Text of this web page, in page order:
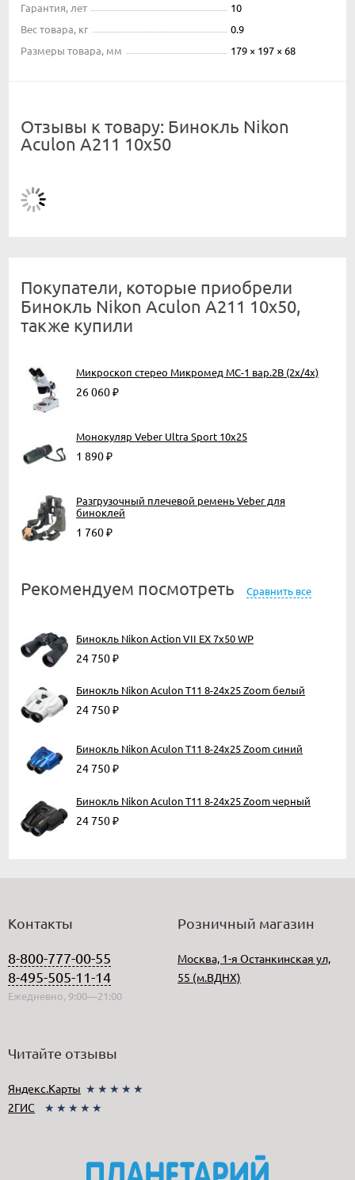
Гарантия, лет
10
Вес товара, кг
0.9
Размеры товара, мм
179 × 197 × 68
Отзывы к товару: Бинокль Nikon
Aculon A211 10x50
Покупатели, которые приобрели
Бинокль Nikon Aculon A211 10x50,
также купили
Микроскоп стерео Микромед МС-1 вар.2В (2х/4х)
26 060₽
Монокуляр Veber Ultra Sport 10x25
1 890₽
Разгрузочный плечевой ремень Veber для
биноклей
1 760₽
Рекомендуем посмотреть Сравнить все
Бинокль Nikon Action VII EX 7x50 WP
24 750₽
Бинокль Nikon Aculon T11 8-24x25 Zoom белый
24 750₽
Бинокль Nikon Aculon T11 8-24x25 Zoom синий
24 750₽
Бинокль Nikon Aculon T11 8-24x25 Zoom черный
24 750₽
Контакты
8-800-777-00-55
8-495-505-11-14
Ежедневно, 9:00—21:00
Розничный магазин
Москва, 1-я Останкинская ул,
55 (м.ВДНХ)
Читайте отзывы
Яндекс.Карты ★★★★★
2ГИС
★★★★★